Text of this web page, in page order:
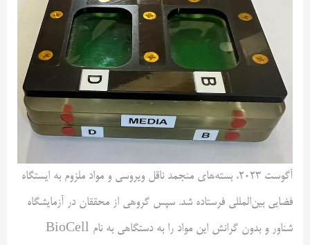
آگوست 2023، بسته‌های منجمد ناقل ویروسی و مواد ملزوم به ایستگاه
فضایی بین‌المللی فرستاده شد. سپس گروهی از محققان در آزمایشگاه
شناور و بدون گرانش این مواد را به دستگاهی به نام BioCell